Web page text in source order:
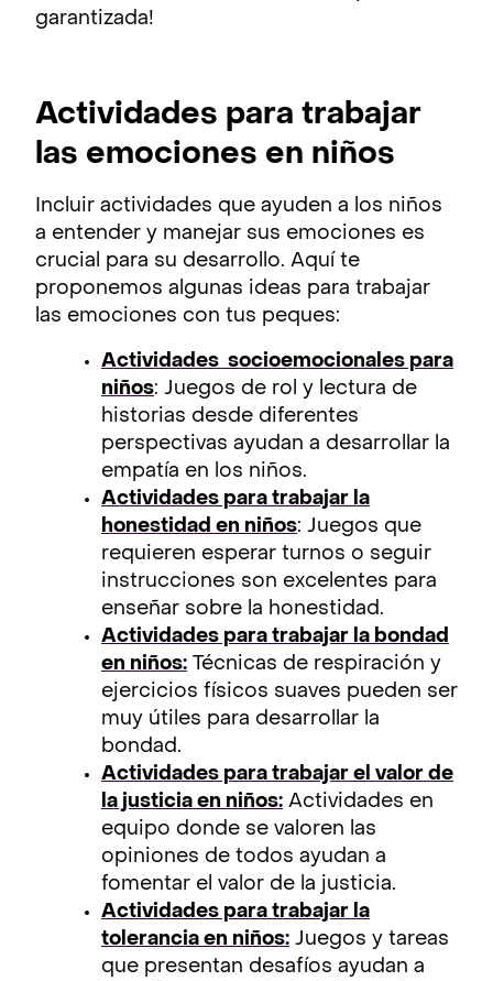
garantizada!
Actividades para trabajar
las emociones en niños
Incluir actividades que ayuden a los niños
a entender y manejar sus emociones es
crucial para su desarrollo. Aquí te
proponemos algunas ideas para trabajar
las emociones con tus peques:
Actividades socioemocionales para
niños: Juegos de rol y lectura de
historias desde diferentes
perspectivas ayudan a desarrollar la
empatía en los niños.
Actividades para trabajar la
honestidad en niños: Juegos que
requieren esperar turnos o seguir
instrucciones son excelentes para
enseñar sobre la honestidad.
Actividades para trabajar la bondad
en niños: Técnicas de respiración y
ejercicios físicos suaves pueden ser
muy útiles para desarrollar la
bondad.
Actividades para trabajar el valor de
la justicia en niños: Actividades en
equipo donde se valoren las
opiniones de todos ayudan a
fomentar el valor de la justicia.
Actividades para trabajar la
tolerancia en niños: Juegos y tareas
que presentan desafíos ayudan a